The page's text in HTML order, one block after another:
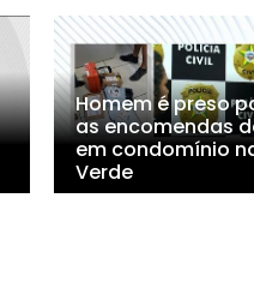
Homem é preso
as encomendas
em condomínio
Verde